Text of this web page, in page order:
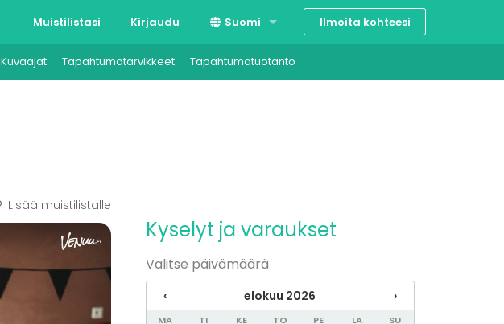
Muistilistasi Kirjaudu Suomi
Svenska
Ilmoita kohteesi
Kuvaajat Tapahtumatarvikkeet Tapahtumatuotanto
Lisää muistilistalle
Kyselyt ja varaukset
Valitse päivämäärä
‹ elokuu 2026 ›
MA TI KE TO PE LA SU